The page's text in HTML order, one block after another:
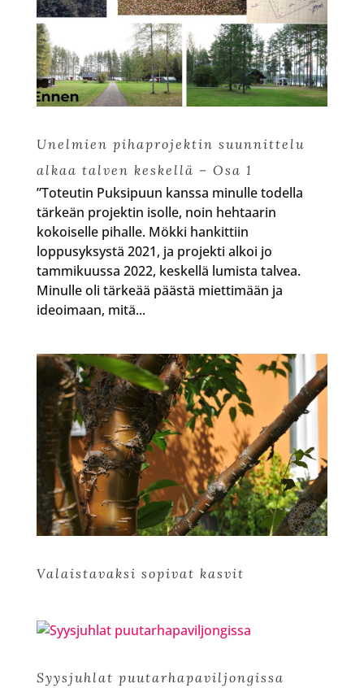
Unelmien pihaprojektin suunnittelu
alkaa talven keskellä – Osa 1
”Toteutin Puksipuun kanssa minulle todella
tärkeän projektin isolle, noin hehtaarin
kokoiselle pihalle. Mökki hankittiin
loppusyksystä 2021, ja projekti alkoi jo
tammikuussa 2022, keskellä lumista talvea.
Minulle oli tärkeää päästä miettimään ja
ideoimaan, mitä...
Valaistavaksi sopivat kasvit
Syysjuhlat puutarhapaviljongissa